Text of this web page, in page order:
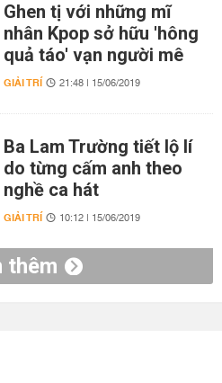
Ghen tị với những mĩ
nhân Kpop sở hữu 'hông
quả táo' vạn người mê
GIẢI TRÍ 21:48 | 15/06/2019
Ba Lam Trường tiết lộ lí
do từng cấm anh theo
nghề ca hát
GIẢI TRÍ 10:12 | 15/06/2019
thêm